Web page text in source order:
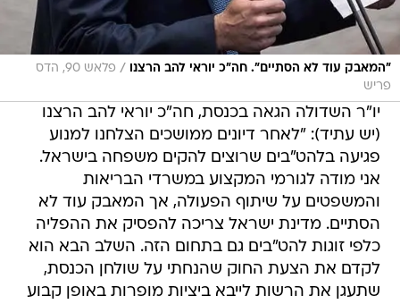
"המאבק עוד לא הסתיים". חה"כ יוראי להב הרצנו /
פלאש 90, הדס
פריש
יו"ר השדולה הגאה בכנסת, חה"כ יוראי להב הרצנו
(יש עתיד): "לאחר דיונים ממושכים הצלחנו למנוע
פגיעה בלהט"בים שרוצים להקים משפחה בישראל.
אני מודה לגורמי המקצוע במשרדי הבריאות
והמשפטים על שיתוף הפעולה, אך המאבק עוד לא
הסתיים. מדינת ישראל צריכה להפסיק את ההפליה
כלפי זוגות להט"בים גם בתחום הזה. השלב הבא הוא
לקדם את הצעת החוק שהנחתי על שולחן הכנסת,
שתעגן את הרשות לייבא ביציות מופרות באופן קבוע